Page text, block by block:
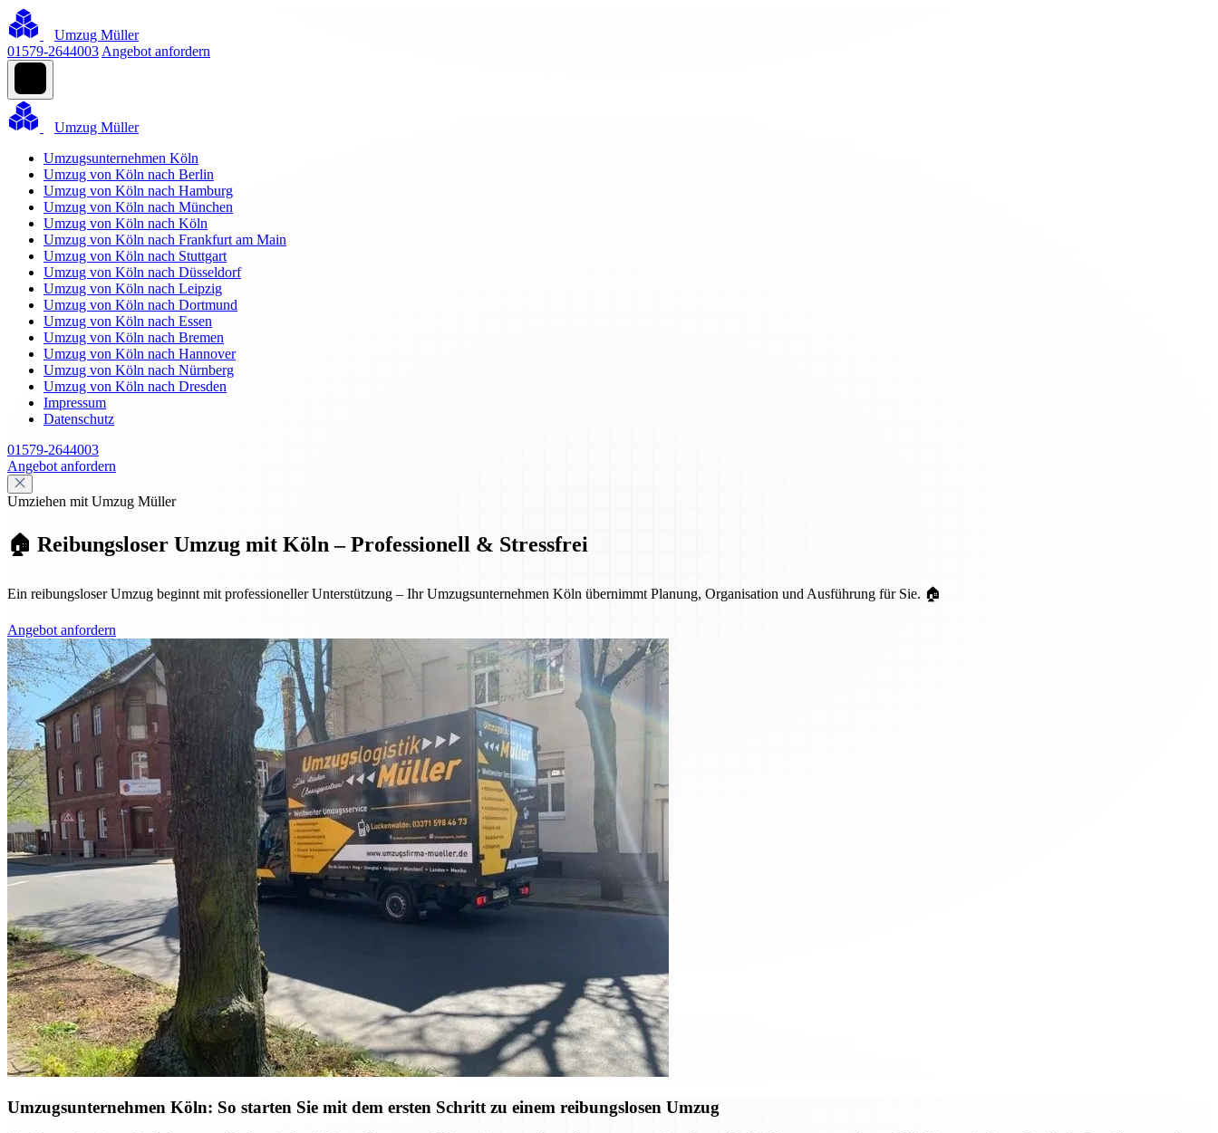
Umzug Müller
01579-2644003 Angebot anfordern
Umzug Müller
Umzugsunternehmen Köln
Umzug von Köln nach Berlin
Umzug von Köln nach Hamburg
Umzug von Köln nach München
Umzug von Köln nach Köln
Umzug von Köln nach Frankfurt am Main
Umzug von Köln nach Stuttgart
Umzug von Köln nach Düsseldorf
Umzug von Köln nach Leipzig
Umzug von Köln nach Dortmund
Umzug von Köln nach Essen
Umzug von Köln nach Bremen
Umzug von Köln nach Hannover
Umzug von Köln nach Nürnberg
Umzug von Köln nach Dresden
Impressum
Datenschutz
01579-2644003
Angebot anfordern
Umziehen mit Umzug Müller
🏠 Reibungsloser Umzug mit Köln – Professionell & Stressfrei
Ein reibungsloser Umzug beginnt mit professioneller Unterstützung – Ihr Umzugsunternehmen Köln übernimmt Planung, Organisation und Ausführung für Sie. 🏠
Angebot anfordern
Umzugsunternehmen Köln: So starten Sie mit dem ersten Schritt zu einem reibungslosen Umzug